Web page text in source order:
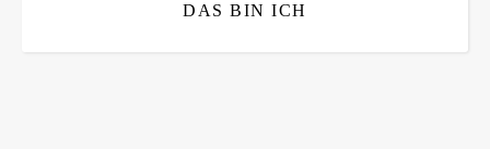
DAS BIN ICH